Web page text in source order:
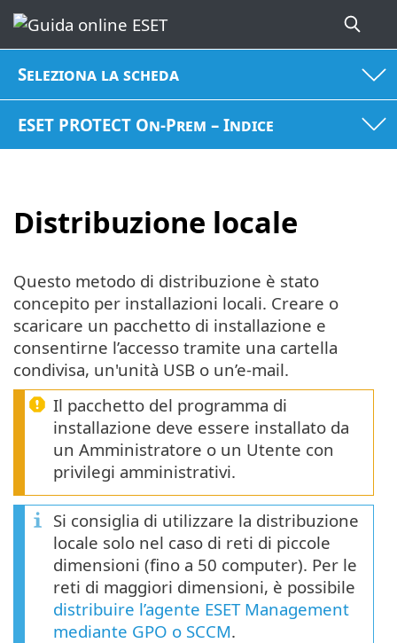
Seleziona la scheda
ESET PROTECT On-Prem – Indice
Distribuzione locale
Questo metodo di distribuzione è stato
concepito per installazioni locali. Creare o
scaricare un pacchetto di installazione e
consentirne l’accesso tramite una cartella
condivisa, un'unità USB o un’e-mail.
Il pacchetto del programma di
installazione deve essere installato da
un Amministratore o un Utente con
privilegi amministrativi.
Si consiglia di utilizzare la distribuzione
locale solo nel caso di reti di piccole
dimensioni (fino a 50 computer). Per le
reti di maggiori dimensioni, è possibile
distribuire l’agente ESET Management
mediante GPO o SCCM.